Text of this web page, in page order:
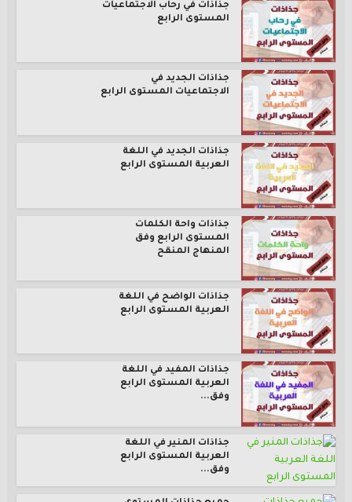
جذاذات في رحاب الاجتماعيات
المستوى الرابع
جذاذات الجديد في
الاجتماعيات المستوى الرابع
جذاذات الجديد في اللغة
العربية المستوى الرابع
جذاذات واحة الكلمات
المستوى الرابع وفق
المنهاج المنقح
جذاذات الواضح في اللغة
العربية المستوى الرابع
جذاذات المفيد في اللغة
العربية المستوى الرابع
وفق...
جذاذات المنير في اللغة
العربية المستوى الرابع
وفق...